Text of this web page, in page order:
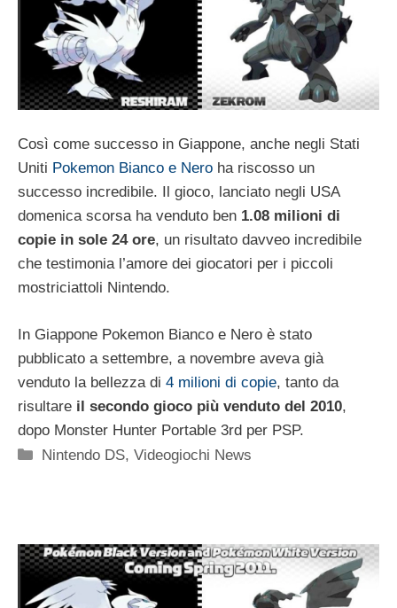
Così come successo in Giappone, anche negli Stati
Uniti Pokemon Bianco e Nero ha riscosso un
successo incredibile. Il gioco, lanciato negli USA
domenica scorsa ha venduto ben 1.08 milioni di
copie in sole 24 ore, un risultato davveo incredibile
che testimonia l’amore dei giocatori per i piccoli
mostriciattoli Nintendo.
In Giappone Pokemon Bianco e Nero è stato
pubblicato a settembre, a novembre aveva già
venduto la bellezza di 4 milioni di copie, tanto da
risultare il secondo gioco più venduto del 2010,
dopo Monster Hunter Portable 3rd per PSP.
Categorie
Nintendo DS,Videogiochi News